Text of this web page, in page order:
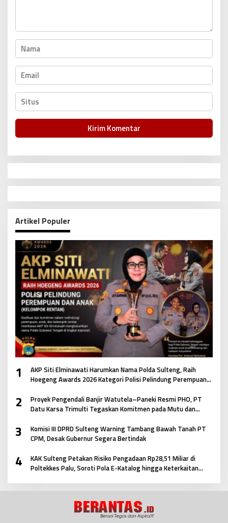
Artikel Populer
1
AKP Siti Elminawati Harumkan Nama Polda Sulteng, Raih
Hoegeng Awards 2026 Kategori Polisi Pelindung Perempuan
2
Proyek Pengendali Banjir Watutela–Paneki Resmi PHO, PT
Datu Karsa Trimulti Tegaskan Komitmen pada Mutu dan
3
Komisi III DPRD Sulteng Warning Tambang Bawah Tanah PT
CPM, Desak Gubernur Segera Bertindak
4
KAK Sulteng Petakan Risiko Pengadaan Rp28,51 Miliar di
Poltekkes Palu, Soroti Pola E-Katalog hingga Keterkaitan